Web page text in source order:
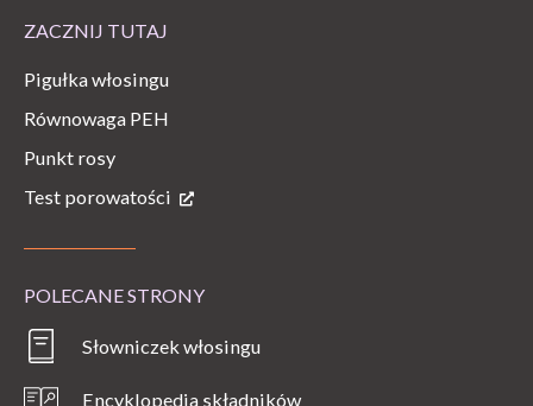
ZACZNIJ TUTAJ
Pigułka włosingu
Równowaga PEH
Punkt rosy
Test porowatości
POLECANE STRONY
Słowniczek włosingu
Encyklopedia składników